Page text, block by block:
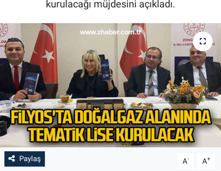
kurulacağı müjdesini açıkladı.
Paylaş A- A+